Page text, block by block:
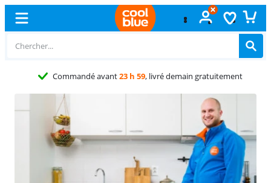
Échangegratuit